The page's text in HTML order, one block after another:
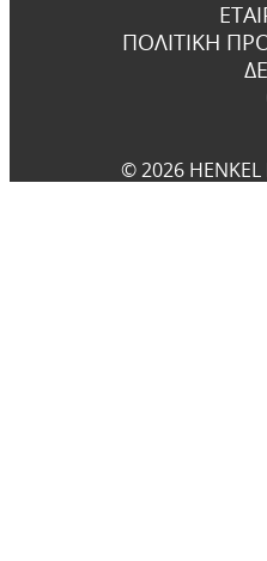
ΠΟΛΙΤΙΚΉ
© 2026 HENKEL